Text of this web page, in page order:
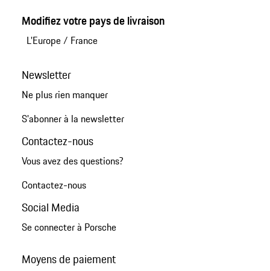
Modifiez votre pays de livraison
L'Europe/ France
Newsletter
Ne plus rien manquer
S'abonner à la newsletter
Contactez-nous
Vous avez des questions?
Contactez-nous
Social Media
Se connecter à Porsche
Moyens de paiement